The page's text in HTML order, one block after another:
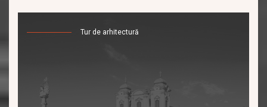
Tur de arhitectură